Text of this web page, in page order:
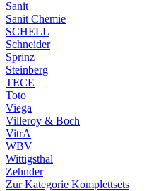
Sanit
Sanit Chemie
SCHELL
Schneider
Sprinz
Steinberg
TECE
Toto
Viega
Villeroy & Boch
VitrA
WBV
Wittigsthal
Zehnder
Zur Kategorie Komplettsets